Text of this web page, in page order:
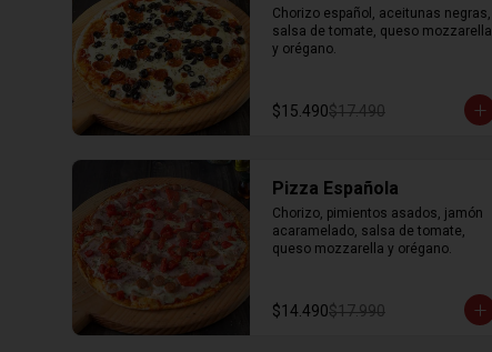
Chorizo español, aceitunas negras,
salsa de tomate, queso mozzarella
y orégano.
$15.490$17.490
Pizza Española
Chorizo, pimientos asados, jamón
acaramelado, salsa de tomate,
queso mozzarella y orégano.
$14.490$17.990